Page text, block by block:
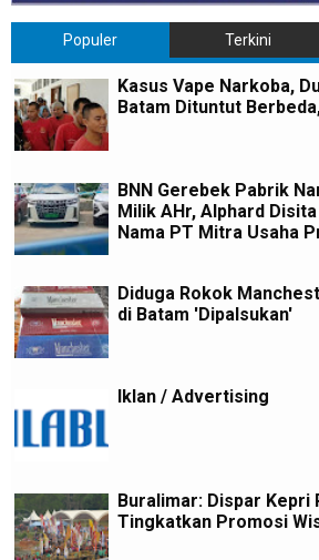
Populer Terkini
Kasus Vape Narkoba,
Batam Dituntut
BNN Gerebek Pabrik
Milik AHr, Alphard
Nama PT Mitra Usaha
Diduga Rokok
di Batam 'Dipalsukan'
Iklan / Advertising
Buralimar: Dispar Kepri
Tingkatkan Promosi